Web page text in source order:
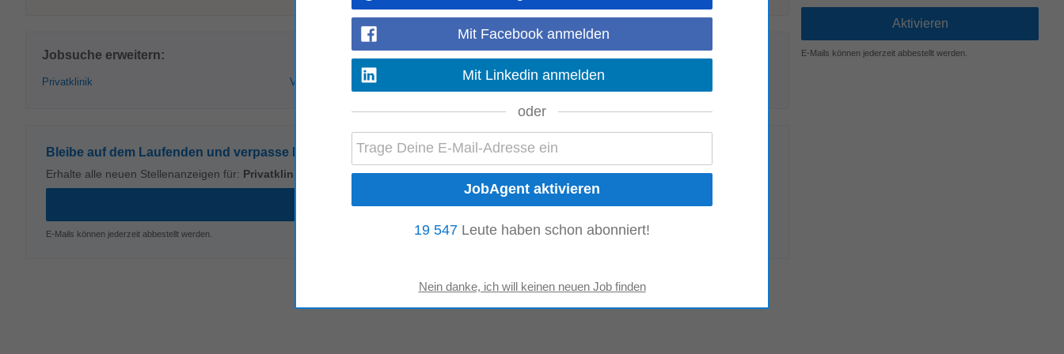
Jobsuche erweitern:
Privatklinik Vorarlberg
Bleibe auf dem Laufenden und verpasse kein Stellenangebot mehr!
Erhalte alle neuen Stellenanzeigen für: Privatklinik Vorarlberg
E-Mails können jederzeit abbestellt werden.
E-Mails können jederzeit abbestellt werden.
Mit Facebook anmelden
Mit Linkedin anmelden
oder
19 547 Leute haben schon abonniert!